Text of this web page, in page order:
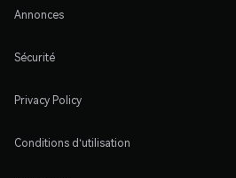
Annonces
Sécurité
Privacy Policy
Conditions d'utilisation